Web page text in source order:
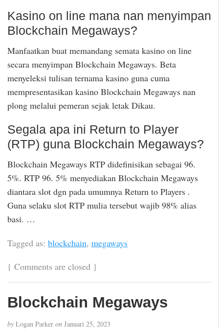
Kasino on line mana nan menyimpan
Blockchain Megaways?
Manfaatkan buat memandang semata kasino on line
secara menyimpan Blockchain Megaways. Beta
menyeleksi tulisan ternama kasino guna cuma
mempresentasikan kasino Blockchain Megaways nan
plong melalui pemeran sejak letak Dikau.
Segala apa ini Return to Player
(RTP) guna Blockchain Megaways?
Blockchain Megaways RTP didefinisikan sebagai 96.
5%. RTP 96. 5% menyediakan Blockchain Megaways
diantara slot dgn pada umumnya Return to Players .
Guna selaku slot RTP mulia tersebut wajib 98% alias
basi. …
Tagged as: blockchain, megaways
{ Comments are closed }
Blockchain Megaways
by Logan Parker on Januari 25, 2023